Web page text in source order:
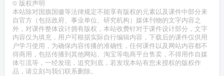
© 版权声明
本站除对国旗国徽等法律规定不能享有版权的元素以及课件中部分来
自官方（包括政府、事业单位、研究机构）媒体刊物的文字内容之
外，对课件整体设计拥有版权，本站收费针对于课件设计部分，文字
内容仅为填充，用户可根据实际自行编辑内容，下载后的课件仅供用
户学习使用，为确保内容传播的准确性，任何课件以及网站内容都不
得商用，包括传播到其他网站、淘宝等电商平台售卖，不得用作自媒
体引流等，一经发现，追究到底，若发现本站有您未授权的版权作
品，请立刻与我们联系删除。